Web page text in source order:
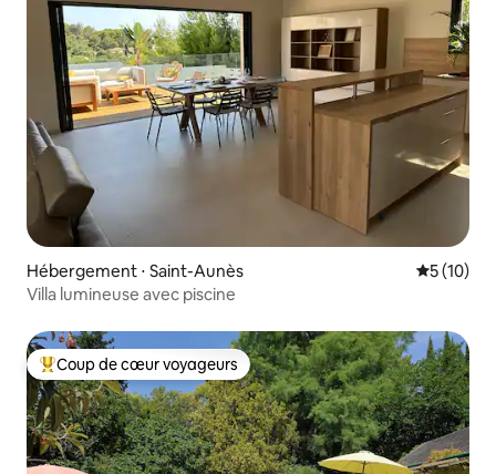
Hébergement ⋅ Saint-Aunès
5 (10)
Villa lumineuse avec piscine
Coups de cœur voyageurs les plus appréciés
Coup de cœur voyageurs